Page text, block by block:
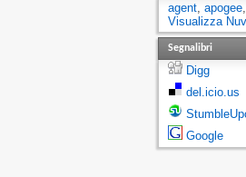
agent, apogee,
Visualizza
Segnalibri
Digg
del.icio.us
Google